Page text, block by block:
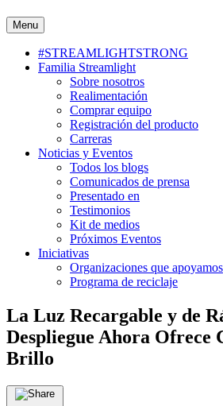
Menu
#STREAMLIGHTSTRONG
Familia Streamlight
Sobre nosotros
Realimentación
Comprar equipo
Registración del producto
Carreras
Noticias y Eventos
Todos los blogs
Comunicados de prensa
Presentado en
Testimonios
Kit de medios
Próximos Eventos
Iniciativas
Organizaciones que apoyamos
Programa de reciclaje
La Luz Recargable y de
Despliegue Ahora Ofrece
Brillo